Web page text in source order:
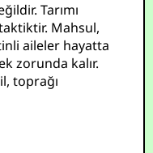
Tarımı
Mahsul,
aileler hayatta
zorunda kalır.
toprağı